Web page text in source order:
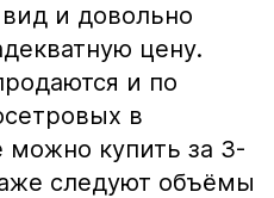
и довольно
цену.
и по
в
купить за 3-
следуют объёмы